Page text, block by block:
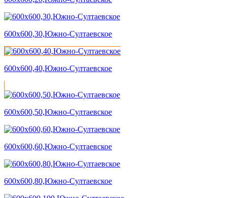
600х600,30,Южно-Султаевское
600х600,40,Южно-Султаевское
600х600,50,Южно-Султаевское
600х600,60,Южно-Султаевское
600х600,80,Южно-Султаевское